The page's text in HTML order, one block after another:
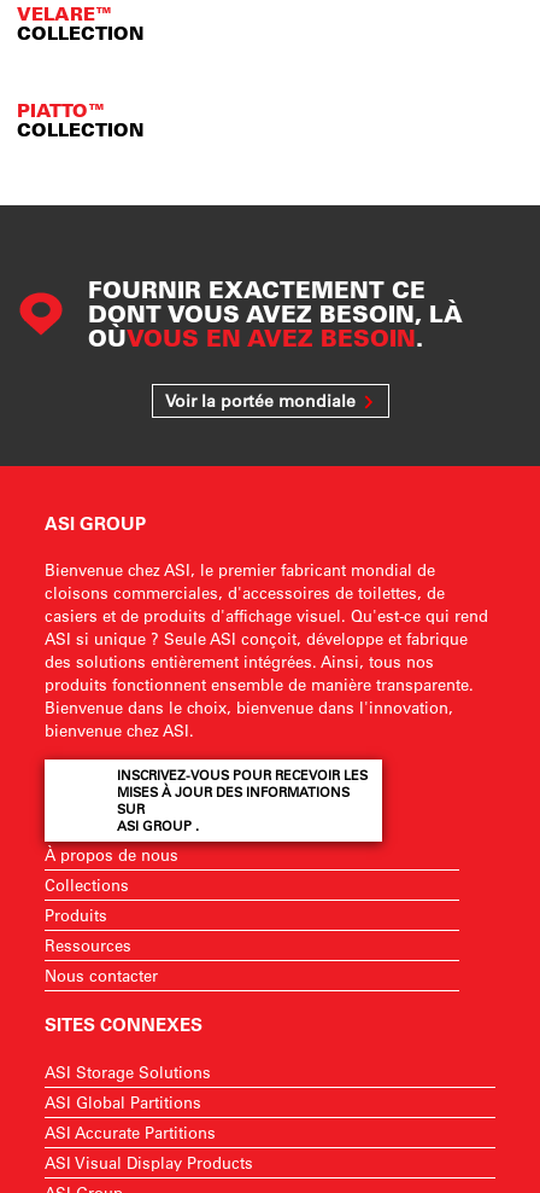
VELARE™
COLLECTION
PIATTO™
COLLECTION
FOURNIR EXACTEMENT CE
DONT VOUS AVEZ BESOIN, LÀ
OÙVOUS EN AVEZ BESOIN.
Voir la portée mondiale
ASI GROUP
Bienvenue chez ASI, le premier fabricant mondial de
cloisons commerciales, d'accessoires de toilettes, de
casiers et de produits d'affichage visuel. Qu'est-ce qui rend
ASI si unique ? Seule ASI conçoit, développe et fabrique
des solutions entièrement intégrées. Ainsi, tous nos
produits fonctionnent ensemble de manière transparente.
Bienvenue dans le choix, bienvenue dans l'innovation,
bienvenue chez ASI.
INSCRIVEZ-VOUS POUR RECEVOIR LES
MISES À JOUR DES INFORMATIONS
SUR
ASI GROUP .
À propos de nous
Collections
Produits
Ressources
Nous contacter
SITES CONNEXES
ASI Storage Solutions
ASI Global Partitions
ASI Accurate Partitions
ASI Visual Display Products